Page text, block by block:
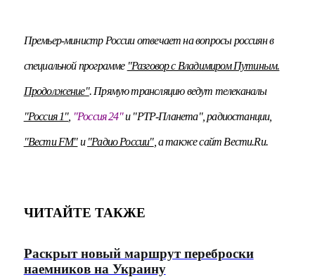
Премьер-министр России отвечает на вопросы россиян в
специальной программе "Разговор с Владимиром Путиным.
Продолжение". Прямую трансляциюведут телеканалы
"Россия 1", "Россия 24"и "РТР-Планета", радиостанции,
"Вести FM"и "Радио России", а также сайт Вести.Ru.
ЧИТАЙТЕ ТАКЖЕ
Раскрыт новый маршрут переброски
наемников на Украину